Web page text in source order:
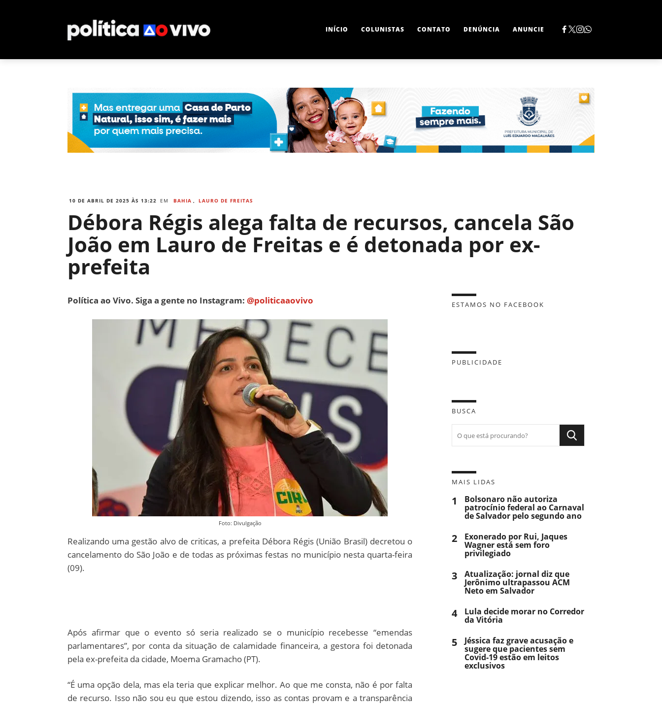
INÍCIO COLUNISTAS CONTATO DENÚNCIA ANUNCIE
10 DE ABRIL DE 2025 ÀS 13:22 EM BAHIA , LAURO DE FREITAS
Débora Régis alega falta de recursos, cancela São
João em Lauro de Freitas e é detonada por ex-
prefeita
Política ao Vivo. Siga a gente no Instagram: @politicaaovivo
Foto: Divulgação
Realizando uma gestão alvo de criticas, a prefeita Débora Régis (União Brasil) decretou o
cancelamento do São João e de todas as próximas festas no município nesta quarta-feira
(09).
Após afirmar que o evento só seria realizado se o município recebesse “emendas
parlamentares”, por conta da situação de calamidade financeira, a gestora foi detonada
pela ex-prefeita da cidade, Moema Gramacho (PT).
“É uma opção dela, mas ela teria que explicar melhor. Ao que me consta, não é por falta
de recurso. Isso não sou eu que estou dizendo, isso as contas provam e a transparência
ESTAMOS NO FACEBOOK
PUBLICIDADE
BUSCA
MAIS LIDAS
1 Bolsonaro não autoriza
patrocínio federal ao Carnaval
de Salvador pelo segundo ano
2 Exonerado por Rui, Jaques
Wagner está sem foro
privilegiado
3 Atualização: jornal diz que
Jerônimo ultrapassou ACM
Neto em Salvador
4 Lula decide morar no Corredor
da Vitória
5 Jéssica faz grave acusação e
sugere que pacientes sem
Covid-19 estão em leitos
exclusivos